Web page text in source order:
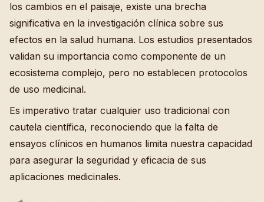
los cambios en el paisaje, existe una brecha
significativa en la investigación clínica sobre sus
efectos en la salud humana. Los estudios presentados
validan su importancia como componente de un
ecosistema complejo, pero no establecen protocolos
de uso medicinal.
Es imperativo tratar cualquier uso tradicional con
cautela científica, reconociendo que la falta de
ensayos clínicos en humanos limita nuestra capacidad
para asegurar la seguridad y eficacia de sus
aplicaciones medicinales.